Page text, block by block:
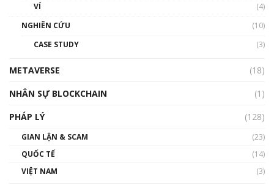
VÍ
(4)
NGHIÊN CỨU
(10)
CASE STUDY
(3)
METAVERSE
(18)
NHÂN SỰ BLOCKCHAIN
(1)
PHÁP LÝ
(128)
GIAN LẬN & SCAM
(23)
QUỐC TẾ
(14)
VIỆT NAM
(3)